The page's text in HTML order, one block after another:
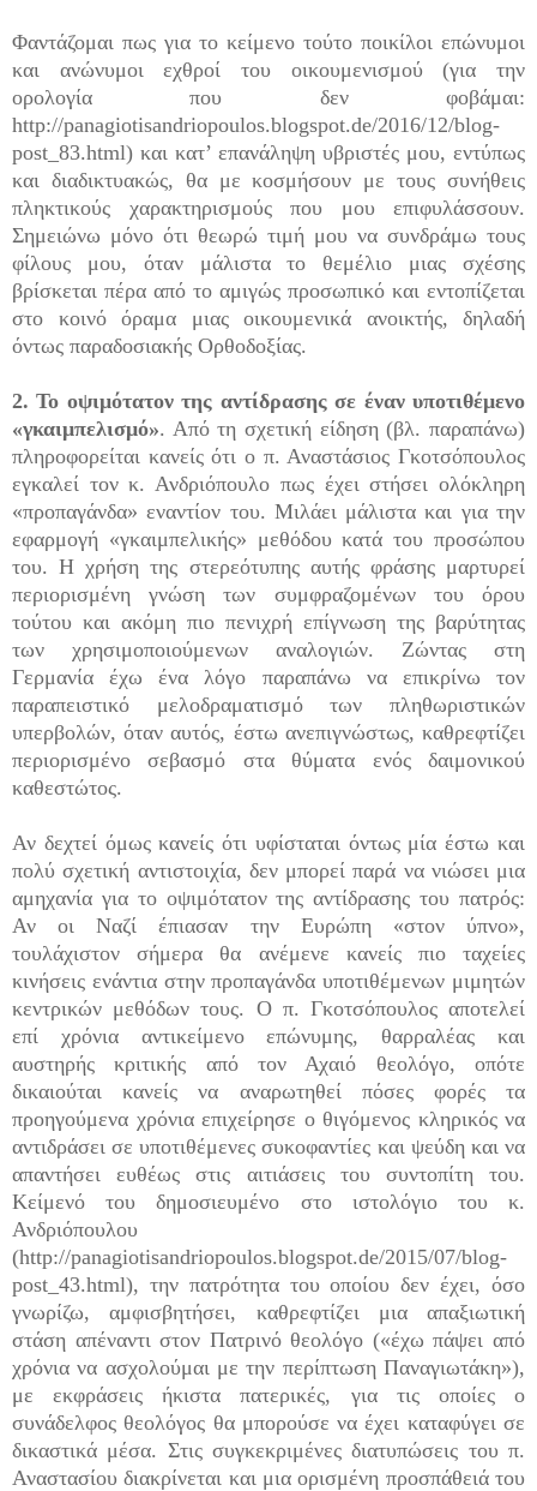
Φαντάζομαι πως για το κείμενο τούτο ποικίλοι επώνυμοι
και ανώνυμοι εχθροί του οικουμενισμού (για την
ορολογία που δεν φοβάμαι:
http://panagiotisandriopoulos.blogspot.de/2016/12/blog-
post_83.html) και κατ’ επανάληψη υβριστές μου, εντύπως
και διαδικτυακώς, θα με κοσμήσουν με τους συνήθεις
πληκτικούς χαρακτηρισμούς που μου επιφυλάσσουν.
Σημειώνω μόνο ότι θεωρώ τιμή μου να συνδράμω τους
φίλους μου, όταν μάλιστα το θεμέλιο μιας σχέσης
βρίσκεται πέρα από το αμιγώς προσωπικό και εντοπίζεται
στο κοινό όραμα μιας οικουμενικά ανοικτής, δηλαδή
όντως παραδοσιακής Ορθοδοξίας.
2. Το οψιμότατον της αντίδρασης σε έναν υποτιθέμενο
«γκαιμπελισμό». Από τη σχετική είδηση (βλ. παραπάνω)
πληροφορείται κανείς ότι ο π. Αναστάσιος Γκοτσόπουλος
εγκαλεί τον κ. Ανδριόπουλο πως έχει στήσει ολόκληρη
«προπαγάνδα» εναντίον του. Μιλάει μάλιστα και για την
εφαρμογή «γκαιμπελικής» μεθόδου κατά του προσώπου
του. Η χρήση της στερεότυπης αυτής φράσης μαρτυρεί
περιορισμένη γνώση των συμφραζομένων του όρου
τούτου και ακόμη πιο πενιχρή επίγνωση της βαρύτητας
των χρησιμοποιούμενων αναλογιών. Ζώντας στη
Γερμανία έχω ένα λόγο παραπάνω να επικρίνω τον
παραπειστικό μελοδραματισμό των πληθωριστικών
υπερβολών, όταν αυτός, έστω ανεπιγνώστως, καθρεφτίζει
περιορισμένο σεβασμό στα θύματα ενός δαιμονικού
καθεστώτος.
Αν δεχτεί όμως κανείς ότι υφίσταται όντως μία έστω και
πολύ σχετική αντιστοιχία, δεν μπορεί παρά να νιώσει μια
αμηχανία για το οψιμότατον της αντίδρασης του πατρός:
Αν οι Ναζί έπιασαν την Ευρώπη «στον ύπνο»,
τουλάχιστον σήμερα θα ανέμενε κανείς πιο ταχείες
κινήσεις ενάντια στην προπαγάνδα υποτιθέμενων μιμητών
κεντρικών μεθόδων τους. Ο π. Γκοτσόπουλος αποτελεί
επί χρόνια αντικείμενο επώνυμης, θαρραλέας και
αυστηρής κριτικής από τον Αχαιό θεολόγο, οπότε
δικαιούται κανείς να αναρωτηθεί πόσες φορές τα
προηγούμενα χρόνια επιχείρησε ο θιγόμενος κληρικός να
αντιδράσει σε υποτιθέμενες συκοφαντίες και ψεύδη και να
απαντήσει ευθέως στις αιτιάσεις του συντοπίτη του.
Κείμενό του δημοσιευμένο στο ιστολόγιο του κ.
Ανδριόπουλου
(http://panagiotisandriopoulos.blogspot.de/2015/07/blog-
post_43.html), την πατρότητα του οποίου δεν έχει, όσο
γνωρίζω, αμφισβητήσει, καθρεφτίζει μια απαξιωτική
στάση απέναντι στον Πατρινό θεολόγο («έχω πάψει από
χρόνια να ασχολούμαι με την περίπτωση Παναγιωτάκη»),
με εκφράσεις ήκιστα πατερικές, για τις οποίες ο
συνάδελφος θεολόγος θα μπορούσε να έχει καταφύγει σε
δικαστικά μέσα. Στις συγκεκριμένες διατυπώσεις του π.
Αναστασίου διακρίνεται και μια ορισμένη προσπάθειά του